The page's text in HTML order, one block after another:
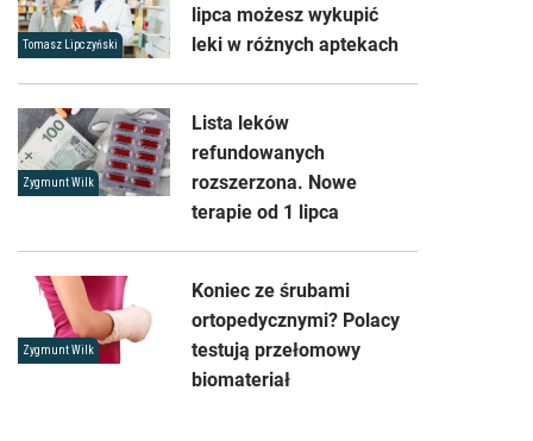
Tomasz Lipczyński
lipca możesz wykupić
leki w różnych aptekach
Zygmunt Wilk
Lista leków
refundowanych
rozszerzona. Nowe
terapie od 1 lipca
Zygmunt Wilk
Koniec ze śrubami
ortopedycznymi? Polacy
testują przełomowy
biomateriał